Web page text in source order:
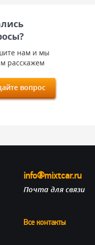
нам и мы
расскажем
вопрос
info@mixtcar.ru
Почта для связи
Все контакты